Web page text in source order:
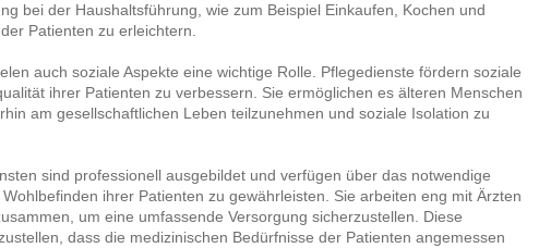
bei der Haushaltsführung, wie zum Beispiel Einkaufen, Kochen und
Patienten zu erleichtern.
auch soziale Aspekte eine wichtige Rolle. Pflegedienste fördern soziale
ihrer Patienten zu verbessern. Sie ermöglichen es älteren Menschen
am gesellschaftlichen Leben teilzunehmen und soziale Isolation zu
sind professionell ausgebildet und verfügen über das notwendige
ihrer Patienten zu gewährleisten. Sie arbeiten eng mit Ärzten
um eine umfassende Versorgung sicherzustellen. Diese
dass die medizinischen Bedürfnisse der Patienten angemessen